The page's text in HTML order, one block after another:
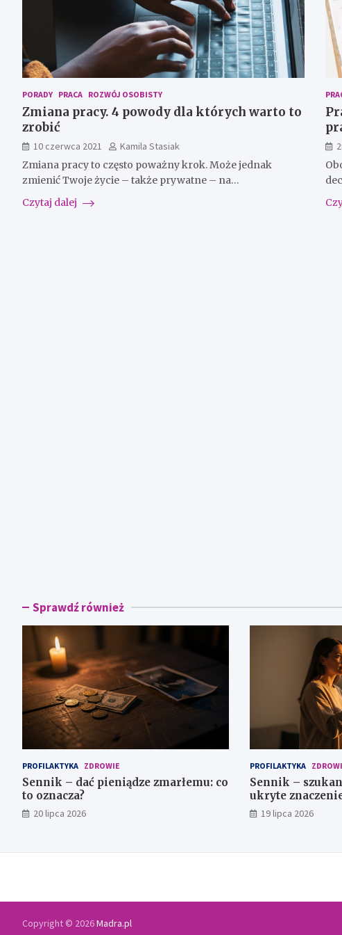
PORADY PRACA ROZWÓJ OSOBISTY
Zmiana pracy. 4 powody dla których warto to
zrobić
10 czerwca 2021
Kamila Stasiak
Zmiana pracy to często poważny krok. Może jednak
zmienić Twoje życie – także prywatne – na…
Czytaj dalej
Sprawdź również
PROFILAKTYKA ZDROWIE
Sennik – dać pieniądze zmarłemu: co
to oznacza?
20 lipca 2026
PROFILAKTYKA
Sennik –
ukryte
19 lipca 2026
Copyright © 2026Madra.pl